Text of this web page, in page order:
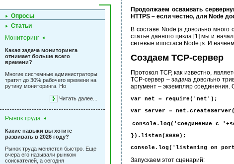
Опросы
Статьи
Мониторинг
Какая задача мониторинга
отнимает больше всего
времени?
Многие системные администраторы
тратят до 30% рабочего времени на
рутину мониторинга. Но
Читать далее...
Рынок труда
Какие навыки вы хотите
развивать в 2026 году?
Рынок труда меняется быстро. Еще
вчера его называли рынком
соискателей, а сегодня
Продолжаем осваивать
HTTPS – если честно, для Node
В составе Node.js довольно много
статье данного цикла [1] мы и
сетевые ипостаси Node.js. И
Создаем TCP-сервер
Протокол TCP, как известно,
TCP-сервер – задача довольно
аргумент – экземпляр соединения.
var net = require('net');
var server =
console.log('Соединение с
}).listen(8080);
console.log('listening on
Запускаем этот сценарий: